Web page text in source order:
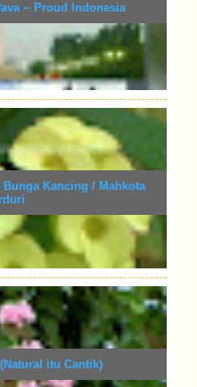
~ Proud Indonesia
Kancing / Mahkota
itu Cantik)